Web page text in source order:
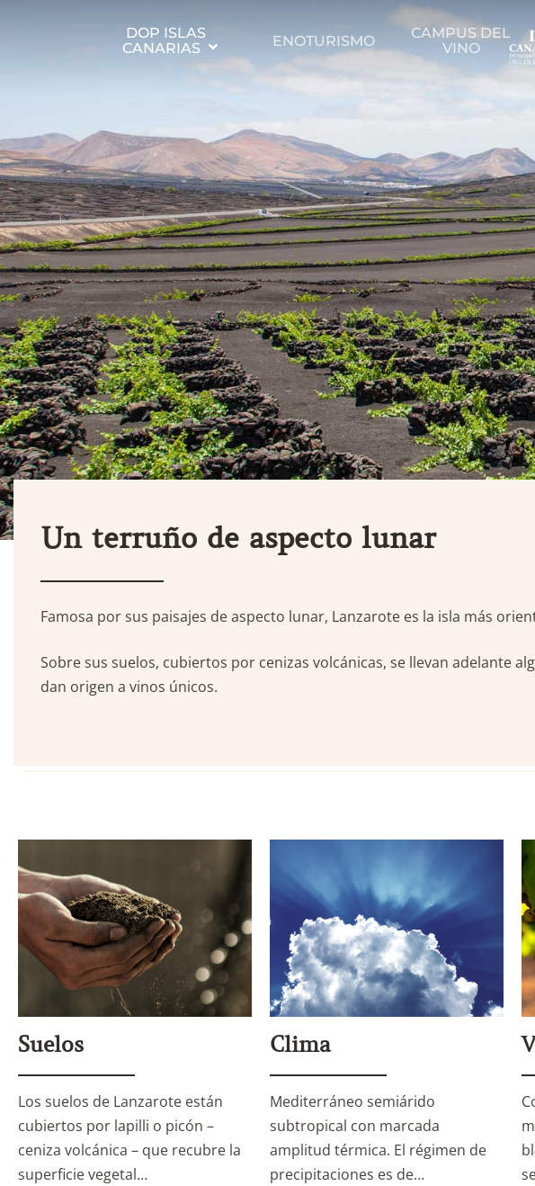
DOP ISLAS
CANARIAS
ENOTURISMO
CAMPUS DEL
VINO
Isla de
Lanzarote
Un terruño de aspecto lunar
Famosa por sus paisajes de aspecto lunar, Lanzarote es la isla más
Sobre sus suelos, cubiertos por cenizas volcánicas, se llevan adelante
dan origen a vinos únicos.
Suelos
Los suelos de Lanzarote están
cubiertos por lapilli o picón –
ceniza volcánica – que recubre la
superficie vegetal…
Clima
Mediterráneo semiárido
subtropical con marcada
amplitud térmica. El régimen de
precipitaciones es de…